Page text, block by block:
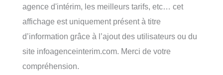
agence d'intérim, les meilleurs tarifs, etc… cet
affichage est uniquement présent à titre
d’information grâce à l’ajout des utilisateurs ou du
site infoagenceinterim.com. Merci de votre
compréhension.